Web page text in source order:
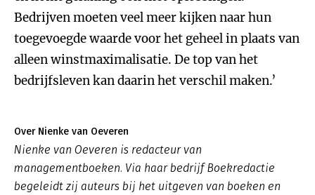
Bedrijven moeten veel meer kijken naar hun
toegevoegde waarde voor het geheel in plaats van
alleen winstmaximalisatie. De top van het
bedrijfsleven kan daarin het verschil maken.’
Over Nienke van Oeveren
Nienke van Oeveren is redacteur van
managementboeken. Via haar bedrijf Boekredactie
begeleidt zij auteurs bij het uitgeven van boeken en